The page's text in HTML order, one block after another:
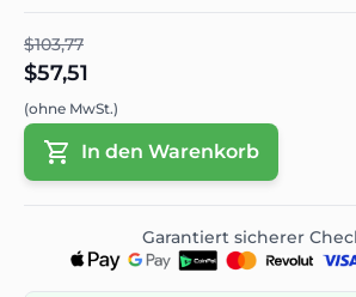
$103,77
$57,51
(ohne MwSt.)
In den Warenkorb
Garantiert sicherer